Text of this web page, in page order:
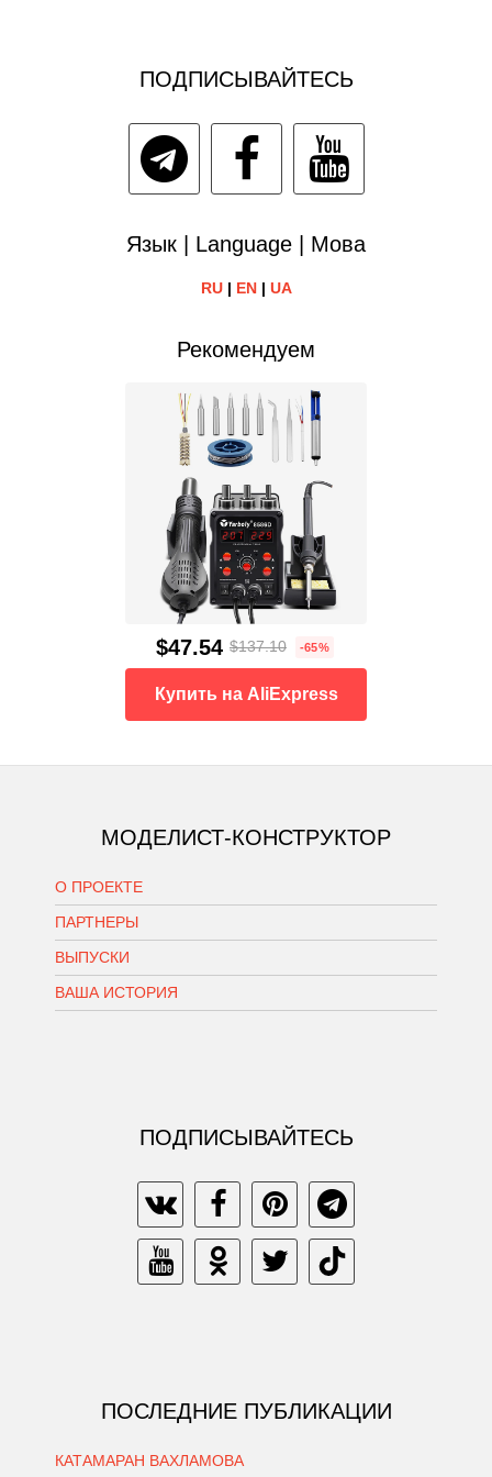
ПОДПИСЫВАЙТЕСЬ
Язык | Language | Мова
RU| EN| UA
Рекомендуем
$47.54 $137.10 -65%
Купить на AliExpress
МОДЕЛИСТ-КОНСТРУКТОР
О ПРОЕКТЕ
ПАРТНЕРЫ
ВЫПУСКИ
ВАША ИСТОРИЯ
ПОДПИСЫВАЙТЕСЬ
ПОСЛЕДНИЕ ПУБЛИКАЦИИ
КАТАМАРАН ВАХЛАМОВА